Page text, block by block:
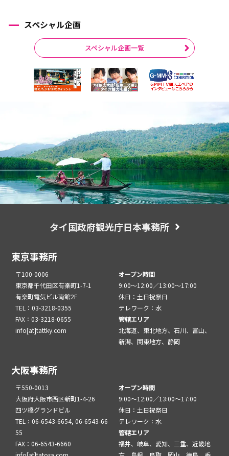
スペシャル企画
スペシャル企画一覧
タイ国政府観光庁日本事務所
東京事務所
〒100-0006
東京都千代田区有楽町1-7-1
有楽町電気ビル南館2F
TEL：03-3218-0355
FAX：03-3218-0655
info[at]tattky.com
オープン時間
9:00～12:00／13:00～17:00
休日：土日祝祭日
テレワーク：水
管轄エリア
北海道、東北地方、石川、富山、
新潟、関東地方、静岡
大阪事務所
〒550-0013
大阪府大阪市西区新町1-4-26
四ツ橋グランドビル
TEL：06-6543-6654, 06-6543-66
55
FAX：06-6543-6660
オープン時間
9:00～12:00／13:00～17:00
休日：土日祝祭日
テレワーク：水
管轄エリア
福井、岐阜、愛知、三重、近畿地